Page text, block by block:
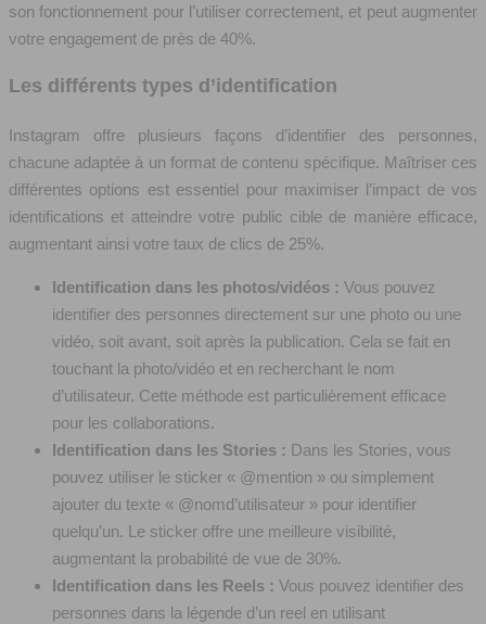
son fonctionnement pour l’utiliser correctement, et peut augmenter
votre engagement de près de 40%.
Les différents types d’identification
Instagram offre plusieurs façons d’identifier des personnes,
chacune adaptée à un format de contenu spécifique. Maîtriser ces
différentes options est essentiel pour maximiser l’impact de vos
identifications et atteindre votre public cible de manière efficace,
augmentant ainsi votre taux de clics de 25%.
Identification dans les photos/vidéos : Vous pouvez
identifier des personnes directement sur une photo ou une
vidéo, soit avant, soit après la publication. Cela se fait en
touchant la photo/vidéo et en recherchant le nom
d’utilisateur. Cette méthode est particulièrement efficace
pour les collaborations.
Identification dans les Stories : Dans les Stories, vous
pouvez utiliser le sticker « @mention » ou simplement
ajouter du texte « @nomd’utilisateur » pour identifier
quelqu’un. Le sticker offre une meilleure visibilité,
augmentant la probabilité de vue de 30%.
Identification dans les Reels : Vous pouvez identifier des
personnes dans la légende d’un reel en utilisant